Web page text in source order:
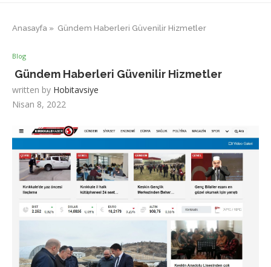
Anasayfa » Gündem Haberleri Güvenilir Hizmetler
Blog
Gündem Haberleri Güvenilir Hizmetler
written by Hobitavsiye
Nisan 8, 2022